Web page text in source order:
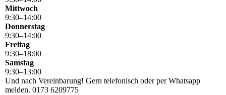
Mittwoch
9:30–14:00
Donnerstag
9:30–14:00
Freitag
9:30–18:00
Samstag
9:30–13:00
Und nach Vereinbarung! Gern telefonisch oder per Whatsapp
melden. 0173 6209775